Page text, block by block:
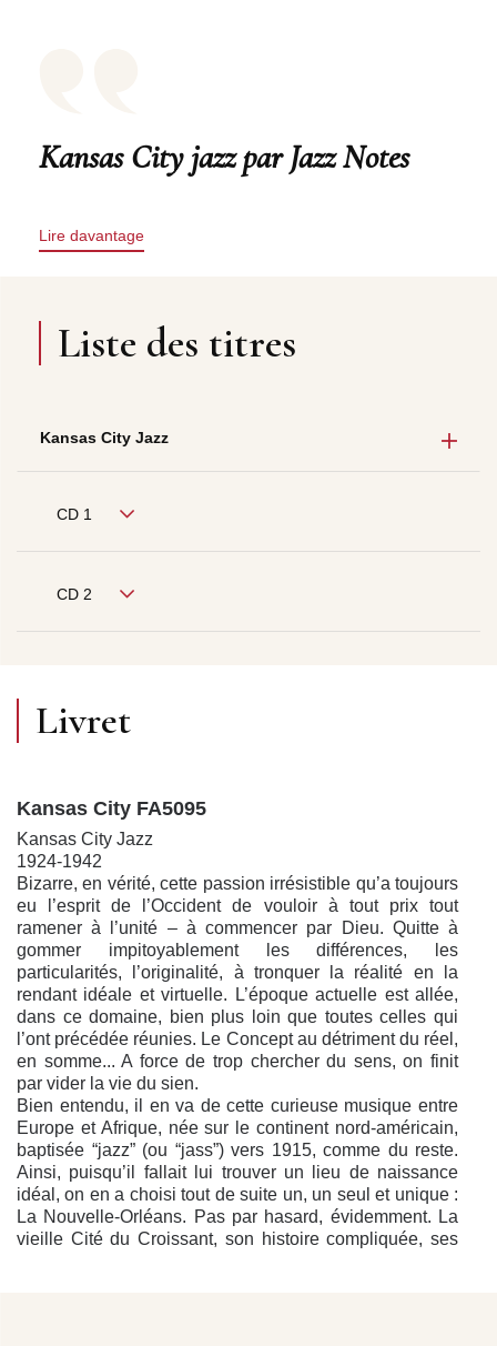
Kansas City jazz par Jazz Notes
Lire davantage
Liste des titres
Kansas City Jazz
CD 1
CD 2
Livret
Kansas City FA5095
Kansas City Jazz
1924-1942
Bizarre, en vérité, cette passion irrésistible qu’a toujours
eu l’esprit de l’Occident de vouloir à tout prix tout
ramener à l’unité – à commencer par Dieu. Quitte à
gommer impitoyablement les différences, les
particularités, l’originalité, à tronquer la réalité en la
rendant idéale et virtuelle. L’époque actuelle est allée,
dans ce domaine, bien plus loin que toutes celles qui
l’ont précédée réunies. Le Concept au détriment du réel,
en somme... A force de trop chercher du sens, on finit
par vider la vie du sien.
Bien entendu, il en va de cette curieuse musique entre
Europe et Afrique, née sur le continent nord-américain,
baptisée “jazz” (ou “jass”) vers 1915, comme du reste.
Ainsi, puisqu’il fallait lui trouver un lieu de naissance
idéal, on en a choisi tout de suite un, un seul et unique :
La Nouvelle-Orléans. Pas par hasard, évidemment. La
vieille Cité du Croissant, son histoire compliquée, ses